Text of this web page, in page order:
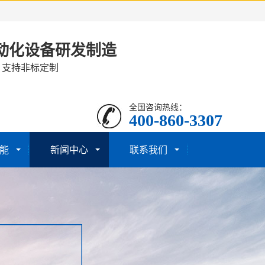
化设备研发制造
支持非标定制
全国咨询热线：
400-860-3307
新闻中心 联系我们